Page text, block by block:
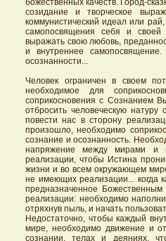
божественных качеств. Город-
созидание и творческое
коммунистический идеал или
самопосвящения себя и
выражать свою любовь,
и внутреннее
осознанности...
Человек ограничен в своем
необходимое для
соприкосновения с Сознанием
отбросить человеческую
повести нас в сторону
произошло, необходимо
сознание и осознанность.
напряжение между мирами и
реализации, чтобы Истина
жизни и во всем окружающем
не имеющих реализации... когда
предназначенное
реализации: необходимо
отряхнув пыль, и начать
Недостаточно, чтобы каждый
мире, необходимо движение и
сознании, телах и деяниях,